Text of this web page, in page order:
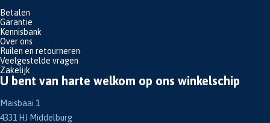
Betalen
Garantie
Kennisbank
Over ons
Ruilen en retourneren
Veelgestelde vragen
Zakelijk
U bent van harte welkom op ons winkelschip
Maisbaai 1
4331 HJ Middelburg